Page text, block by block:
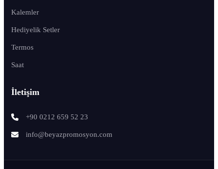
Kalemler
Hediyelik Setler
Termos
Saat
İletişim
+90 0212 659 52 23
info@beyazpromosyon.com